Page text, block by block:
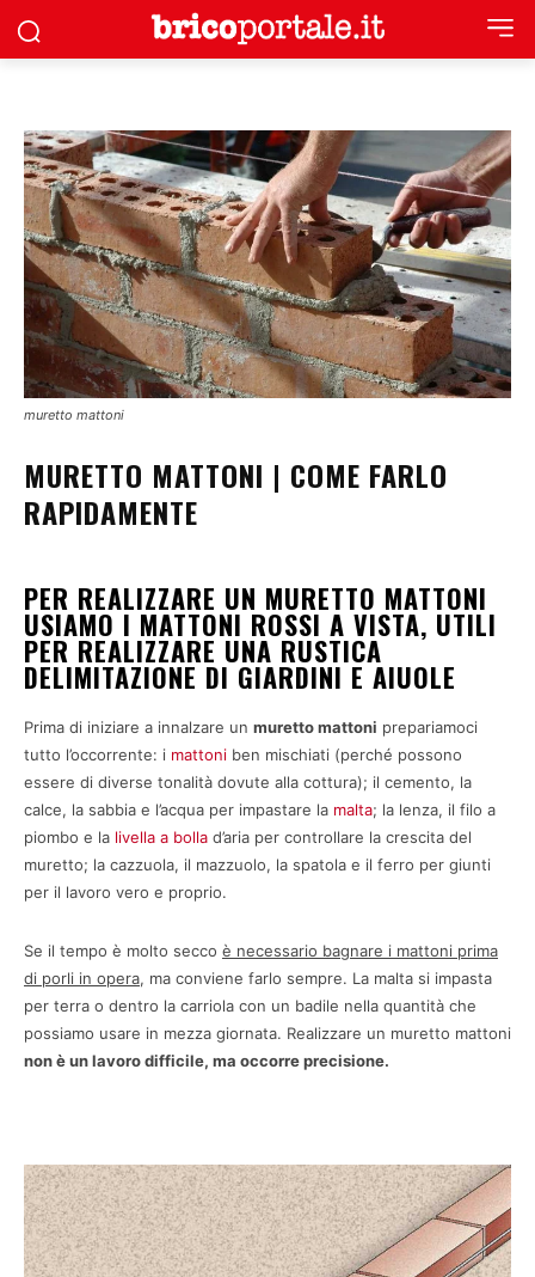
muretto mattoni
MURETTO MATTONI | COME FARLO
RAPIDAMENTE
PER REALIZZARE UN MURETTO MATTONI
USIAMO I MATTONI ROSSI A VISTA, UTILI
PER REALIZZARE UNA RUSTICA
DELIMITAZIONE DI GIARDINI E AIUOLE
Prima di iniziare a innalzare un muretto mattoni prepariamoci
tutto l’occorrente: i mattoni ben mischiati (perché possono
essere di diverse tonalità dovute alla cottura); il cemento, la
calce, la sabbia e l’acqua per impastare la malta; la lenza, il filo a
piombo e la livella a bolla d’aria per controllare la crescita del
muretto; la cazzuola, il mazzuolo, la spatola e il ferro per giunti
per il lavoro vero e proprio.
Se il tempo è molto secco è necessario bagnare i mattoni prima
di porli in opera, ma conviene farlo sempre. La malta si impasta
per terra o dentro la carriola con un badile nella quantità che
possiamo usare in mezza giornata. Realizzare un muretto mattoni
non è un lavoro difficile, ma occorre precisione.